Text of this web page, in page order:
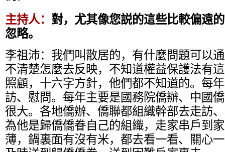
主持人： 對，尤其像您説的這些比較偏遠
忽略。
李祖沛： 我們叫散居的，有什麼問題可以
不清楚怎麼去反映，不知道權益保護法有
照顧，十六字方針，他們都不知道的。每
訪、慰問。每年主要是國務院僑辦、中國
很大。各地僑辦、僑聯都組織幹部去走訪
為他是歸僑僑眷自己的組織，走家串戶到
薄，鍋裏面有沒有米，都去看一看、關心